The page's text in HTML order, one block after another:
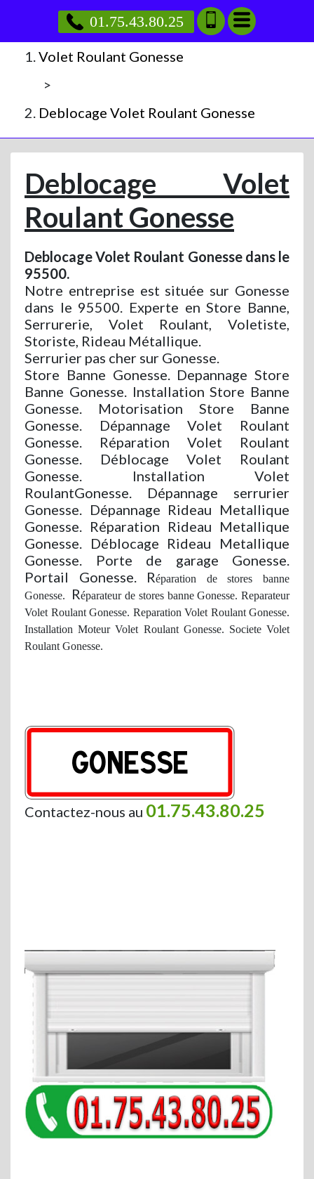
01.75.43.80.25
Volet Roulant Gonesse
>
Deblocage Volet Roulant Gonesse
Deblocage Volet
Roulant Gonesse
Deblocage Volet Roulant Gonesse dans le
95500.
Notre entreprise est située sur Gonesse
dans le 95500. Experte en Store Banne,
Serrurerie, Volet Roulant, Voletiste,
Storiste, Rideau Métallique.
Serrurier pas cher sur Gonesse.
Store Banne Gonesse. Depannage Store
Banne Gonesse. Installation Store Banne
Gonesse. Motorisation Store Banne
Gonesse. Dépannage Volet Roulant
Gonesse. Réparation Volet Roulant
Gonesse. Déblocage Volet Roulant
Gonesse. Installation Volet
RoulantGonesse. Dépannage serrurier
Gonesse. Dépannage Rideau Metallique
Gonesse. Réparation Rideau Metallique
Gonesse. Déblocage Rideau Metallique
Gonesse. Porte de garage Gonesse.
Portail Gonesse. Réparation de stores banne
Gonesse. Réparateur de stores banne Gonesse. Reparateur
Volet Roulant Gonesse. Reparation Volet Roulant Gonesse.
Installation Moteur Volet Roulant Gonesse. Societe Volet
Roulant Gonesse.
Contactez-nous au 01.75.43.80.25